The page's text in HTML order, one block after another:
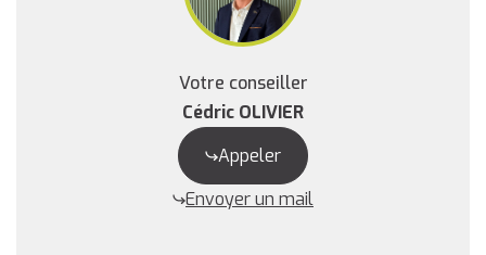
Votre conseiller
Cédric OLIVIER
Appeler
Envoyer un mail